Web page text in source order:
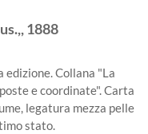
1888
edizione. Collana "La
e coordinate". Carta
legatura mezza pelle
stato.